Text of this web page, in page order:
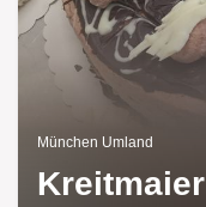
München Umland
Kreitmaier